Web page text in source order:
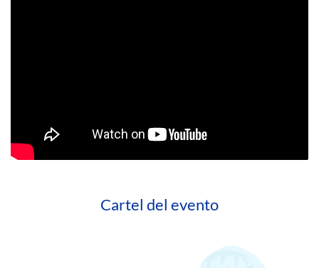
Cartel del evento